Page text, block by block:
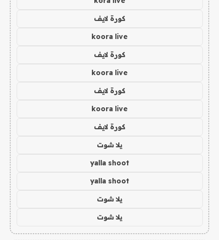
كورة لايف
koora live
كورة لايف
koora live
كورة لايف
koora live
كورة لايف
يلا شوت
yalla shoot
yalla shoot
يلا شوت
يلا شوت